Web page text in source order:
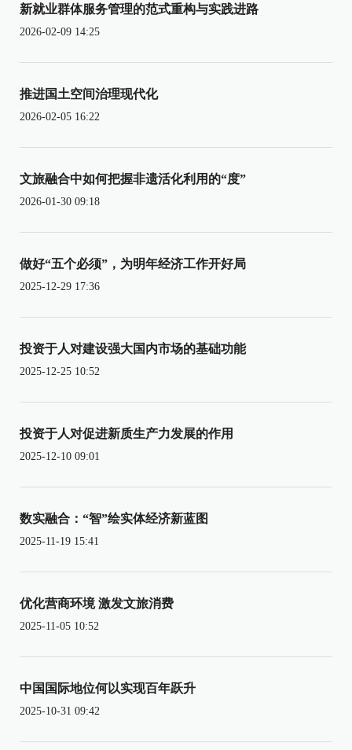
新就业群体服务管理的范式重构与实践进路
2026-02-09 14:25
推进国土空间治理现代化
2026-02-05 16:22
文旅融合中如何把握非遗活化利用的“度”
2026-01-30 09:18
做好“五个必须”，为明年经济工作开好局
2025-12-29 17:36
投资于人对建设强大国内市场的基础功能
2025-12-25 10:52
投资于人对促进新质生产力发展的作用
2025-12-10 09:01
数实融合：“智”绘实体经济新蓝图
2025-11-19 15:41
优化营商环境 激发文旅消费
2025-11-05 10:52
中国国际地位何以实现百年跃升
2025-10-31 09:42